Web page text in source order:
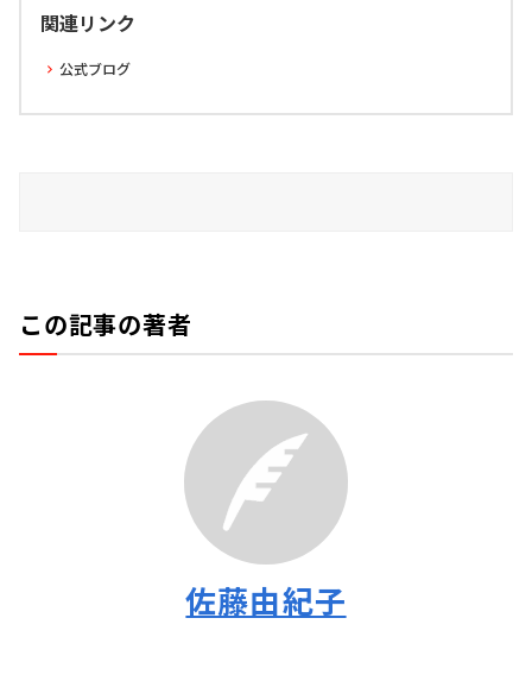
関連リンク
公式ブログ
この記事の著者
佐藤由紀子